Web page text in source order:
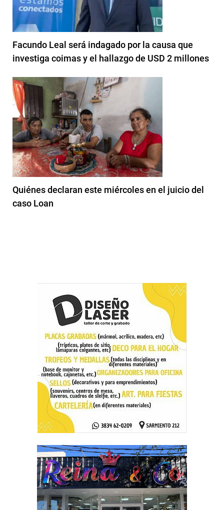
Facundo Leal será indagado por la causa que
investiga coimas y el hallazgo de USD 2 millones
Quiénes declaran este miércoles en el juicio del
caso Loan